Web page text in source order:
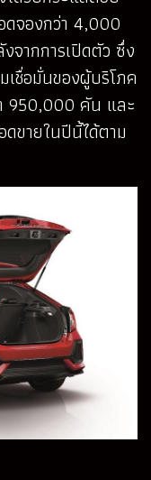
ดจองกว่า 4,000
จากการเปิดตัว ซึ่ง
เชื่อมั่นของผู้บริโภค
950,000 คัน และ
ดขายในปีนี้ได้ตาม